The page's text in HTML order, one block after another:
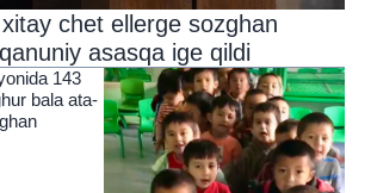
chet ellerge sozghan
asasqa ige qildi
143
bala ata-